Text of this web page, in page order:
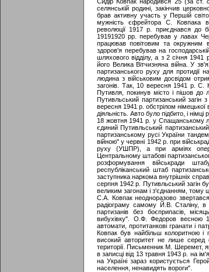
селянській родині, закінчив
брав активну участь у Першій
мужність єфрейтора С. Ковпака
революції 1917 р. приєднався до
19191920 рр. перебував у лавах
працював повітовим та окружним
здоров'я перебував на
шляхового відділу, а з 2 січня
його Велика Вітчизняна війна. У
партизанського руху для
людина з військовим досвідом
загонів. Так, 10 вересня 1941 р. С.
Путивля, покинув місто і пішов до
Путивльський партизанський загін
вересня 1941 р. обстрілом
діяльність. Авто було підбито, і німці
18 жовтня 1941 р. у Спащанському
єдиний Путивльський
партизанському русі України
війною" у червні 1942 р. при
руху (УШПР), а при арміях
Центральному штабові
розформування військради
республіканський штаб
заступника наркома внутрішніх
серпня 1942 р. Путивльський загін
великим загонам і з'єднанням, тому
С.А. Ковпак неодноразово
радіограму самому Й.В. Сталіну, в
партизанів без боєприпасів,
вибухівку". О.Ф. Федоров весною
автомати, протитанкові гранати і
Ковпак був найбільш колоритною
високий авторитет не лише серед
території. Письменник М. Шеремет,
в записці від 13 травня 1943 р. на
на Україні зараз користується
населення, ненавидять вороги".